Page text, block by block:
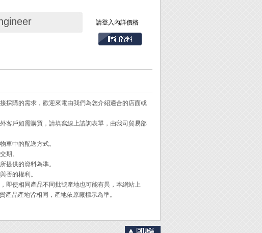
請登入內詳價格
採購的需求，歡迎來電由我們為您介紹適合的店面或
客戶如需購買，請填寫線上諮詢表單，由我司貿易部
車中的配送方式。
期。
提供的資料為準。
否的權利。
即使相同產品不同批號產地也可能有異，本網站上
品產地皆相同，產地依原廠標示為準。